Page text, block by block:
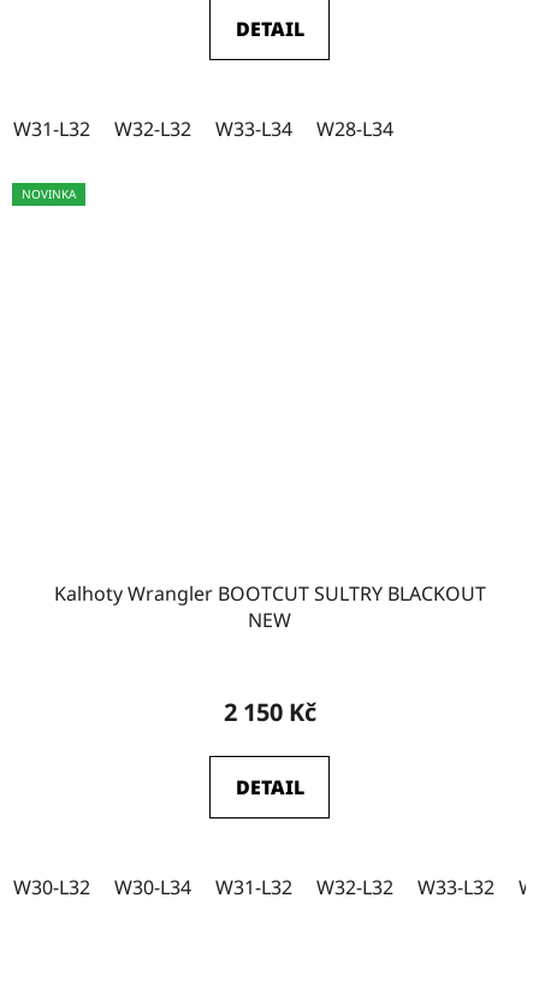
DETAIL
W31-L32 W32-L32 W33-L34 W28-L34
NOVINKA
Kalhoty Wrangler BOOTCUT SULTRY BLACKOUT
NEW
2 150 Kč
DETAIL
W30-L32 W30-L34 W31-L32 W32-L32 W33-L32